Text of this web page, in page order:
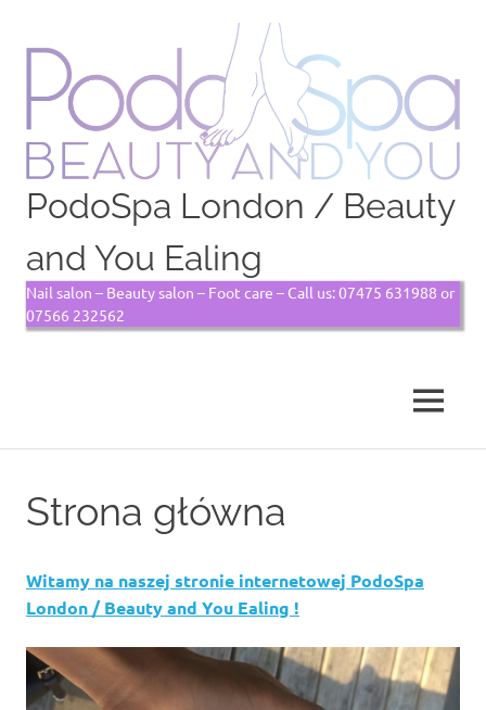
content
PodoSpa London / Beauty
and You Ealing
Nail salon – Beauty salon – Foot care – Call us: 07475 631988 or
07566 232562
MENU
Strona główna
Witamy na naszej stronie internetowej PodoSpa
London / Beauty and You Ealing !